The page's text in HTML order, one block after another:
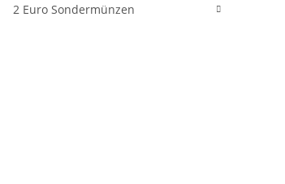
2 Euro Sondermünzen